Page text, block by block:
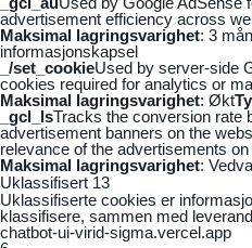
advertisement efficiency across
Maksimal lagringsvarighet: 3
informasjonskapsel
_/set_cookieUsed by server-side
cookies required for analytics or
Maksimal lagringsvarighet: Økt
_gcl_lsTracks the conversion rate
advertisement banners on the
relevance of the advertisements
Maksimal lagringsvarighet:
Uklassifisert 13
Uklassifiserte cookies er
klassifisere, sammen med
chatbot-ui-virid-sigma.vercel.app